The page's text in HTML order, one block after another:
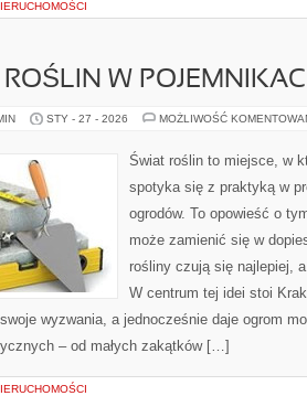
W
STY - 27 - 2026 MOŻLIWOŚĆ
Świat roślin to miejsce, w
spotyka się z praktyką w
ogrodów. To opowieść o
może zamienić się w
rośliny czują się najlepiej,
W centrum tej idei stoi
wyzwania, a jednocześnie daje ogrom
– od małych zakątków […]